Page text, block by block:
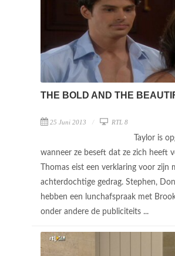
THE BOLD AND THE
25 Juni 2013 RTL 8
Taylor is
wanneer ze beseft dat ze zich heeft
Thomas eist een verklaring voor zijn
achterdochtige gedrag. Stephen,
hebben een lunchafspraak met
onder andere de publiciteits ...